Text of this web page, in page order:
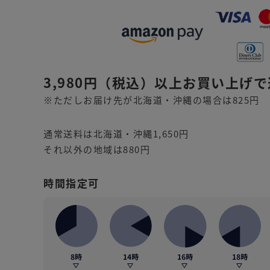
3,980円 （税込） 以上お買い上げ
※ただしお届け先が北海道・沖縄の場合は825円
通常送料は北海道・沖縄1,650円
それ以外の地域は880円
時間指定可